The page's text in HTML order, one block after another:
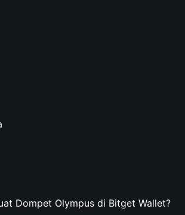
Dompet Olympus di Bitget Wallet?